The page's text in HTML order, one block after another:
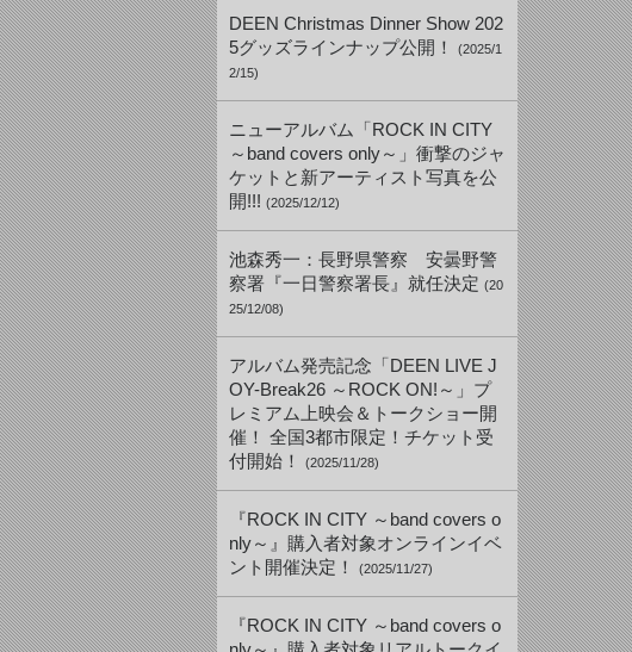
DEEN Christmas Dinner Show 202
5グッズラインナップ公開！
(2025/1
2/15)
ニューアルバム「ROCK IN CITY
～band covers only～」衝撃のジャ
ケットと新アーティスト写真を公
開!!! (2025/12/12)
池森秀一：長野県警察 安曇野警
察署『一日警察署長』就任決定 (20
25/12/08)
アルバム発売記念「DEEN LIVE J
OY-Break26 ～ROCK ON!～」プ
レミアム上映会＆トークショー開
催！ 全国3都市限定！チケット受
付開始！
(2025/11/28)
『ROCK IN CITY ～band covers o
nly～』購入者対象オンラインイベ
ント開催決定！
(2025/11/27)
『ROCK IN CITY ～band covers o